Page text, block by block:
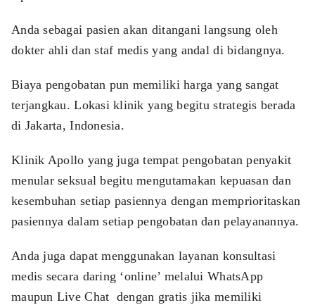
Anda sebagai pasien akan ditangani langsung oleh
dokter ahli dan staf medis yang andal di bidangnya.
Biaya pengobatan pun memiliki harga yang sangat
terjangkau. Lokasi klinik yang begitu strategis berada
di Jakarta, Indonesia.
Klinik Apollo yang juga tempat pengobatan penyakit
menular seksual begitu mengutamakan kepuasan dan
kesembuhan setiap pasiennya dengan memprioritaskan
pasiennya dalam setiap pengobatan dan pelayanannya.
Anda juga dapat menggunakan layanan konsultasi
medis secara daring ‘online’ melalui WhatsApp
maupun Live Chat dengan gratis jika memiliki